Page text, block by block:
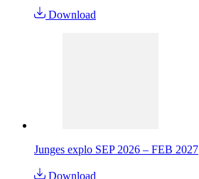
Download
Junges explo SEP 2026 – FEB 2027
Download